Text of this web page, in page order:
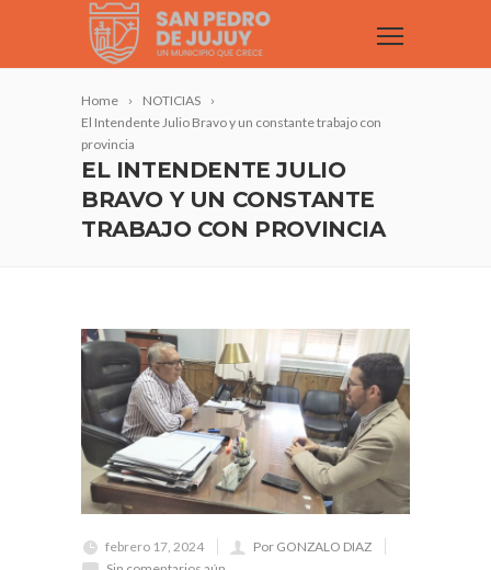
Home
NOTICIAS
El Intendente Julio Bravo y un constante trabajo con
provincia
EL INTENDENTE JULIO
BRAVO Y UN CONSTANTE
TRABAJO CON PROVINCIA
febrero 17, 2024
Por GONZALO DIAZ